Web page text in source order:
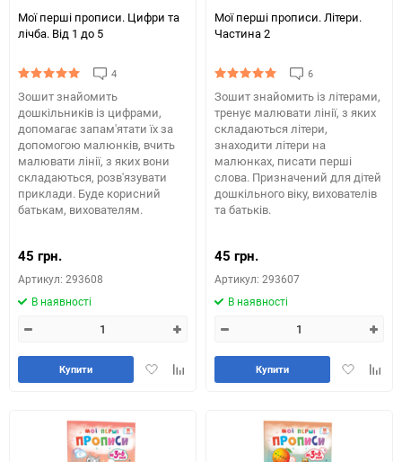
Мої перші прописи. Цифри та
лічба. Від 1 до 5
4
Зошит знайомить
дошкільників із цифрами,
допомагає запам'ятати їх за
допомогою малюнків, вчить
малювати лінії, з яких вони
складаються, розв'язувати
приклади. Буде корисний
батькам, вихователям.
45 грн.
Артикул: 293608
В наявності
ДодатиДодайте
Купити
Мої перші прописи. Літери.
Частина 2
6
Зошит знайомить із літерами,
тренує малювати лінії, з яких
складаються літери,
знаходити літери на
малюнках, писати перші
слова. Призначений для дітей
дошкільного віку, вихователів
та батьків.
45 грн.
Артикул: 293607
В наявності
Додати
Купити